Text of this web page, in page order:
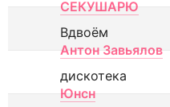
СЕКУШАРЮ
Вдвоём
Антон Завьялов
дискотека
Юнсн